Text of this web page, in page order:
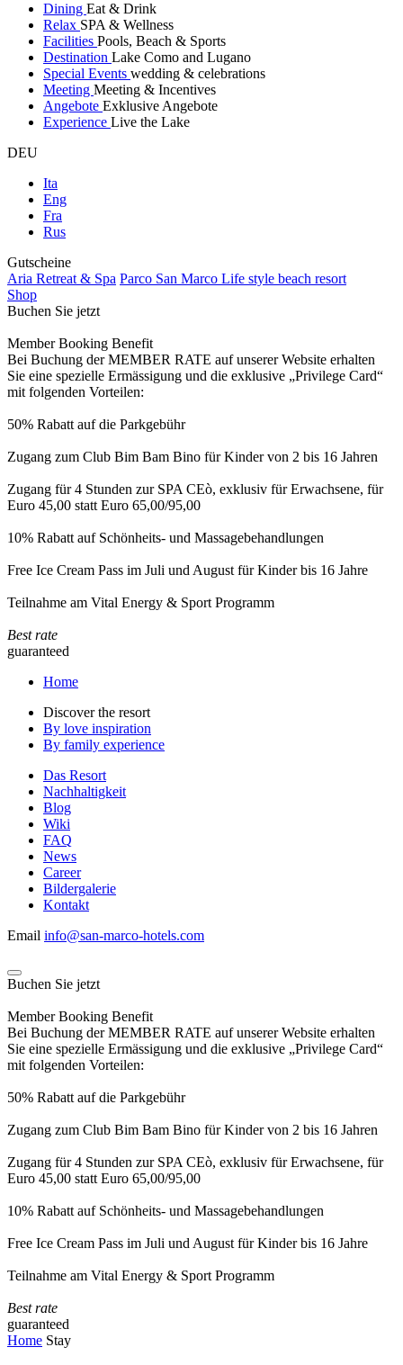
Dining Eat & Drink
Relax SPA & Wellness
Facilities Pools, Beach & Sports
Destination Lake Como and Lugano
Special Events wedding & celebrations
Meeting Meeting & Incentives
Angebote Exklusive Angebote
Experience Live the Lake
DEU
Ita
Eng
Fra
Rus
Gutscheine
Aria Retreat & Spa Parco San Marco Life style beach resort
Shop
Buchen Sie jetzt
Member Booking Benefit
Bei Buchung der MEMBER RATE auf unserer Website erhalten
Sie eine spezielle Ermässigung und die exklusive „Privilege Card“
mit folgenden Vorteilen:
50% Rabatt auf die Parkgebühr
Zugang zum Club Bim Bam Bino für Kinder von 2 bis 16 Jahren
Zugang für 4 Stunden zur SPA CEò, exklusiv für Erwachsene, für
Euro 45,00 statt Euro 65,00/95,00
10% Rabatt auf Schönheits- und Massagebehandlungen
Free Ice Cream Pass im Juli und August für Kinder bis 16 Jahre
Teilnahme am Vital Energy & Sport Programm
Best rate
guaranteed
Home
Discover the resort
By love inspiration
By family experience
Das Resort
Nachhaltigkeit
Blog
Wiki
FAQ
News
Career
Bildergalerie
Kontakt
Email info@san-marco-hotels.com
Buchen Sie jetzt
Member Booking Benefit
Bei Buchung der MEMBER RATE auf unserer Website erhalten
Sie eine spezielle Ermässigung und die exklusive „Privilege Card“
mit folgenden Vorteilen:
50% Rabatt auf die Parkgebühr
Zugang zum Club Bim Bam Bino für Kinder von 2 bis 16 Jahren
Zugang für 4 Stunden zur SPA CEò, exklusiv für Erwachsene, für
Euro 45,00 statt Euro 65,00/95,00
10% Rabatt auf Schönheits- und Massagebehandlungen
Free Ice Cream Pass im Juli und August für Kinder bis 16 Jahre
Teilnahme am Vital Energy & Sport Programm
Best rate
guaranteed
Home Stay